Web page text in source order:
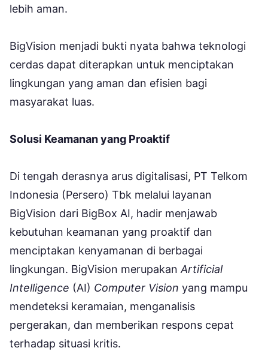
lebih aman.
BigVision menjadi bukti nyata bahwa teknologi
cerdas dapat diterapkan untuk menciptakan
lingkungan yang aman dan efisien bagi
masyarakat luas.
Solusi Keamanan yang Proaktif
Di tengah derasnya arus digitalisasi, PT Telkom
Indonesia (Persero) Tbk melalui layanan
BigVision dari BigBox AI, hadir menjawab
kebutuhan keamanan yang proaktif dan
menciptakan kenyamanan di berbagai
lingkungan. BigVision merupakan Artificial
Intelligence (AI) Computer Vision yang mampu
mendeteksi keramaian, menganalisis
pergerakan, dan memberikan respons cepat
terhadap situasi kritis.